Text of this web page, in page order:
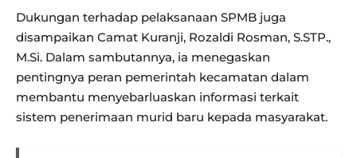
Dukungan terhadap pelaksanaan SPMB juga
disampaikan Camat Kuranji, Rozaldi Rosman, S.STP.,
M.Si. Dalam sambutannya, ia menegaskan
pentingnya peran pemerintah kecamatan dalam
membantu menyebarluaskan informasi terkait
sistem penerimaan murid baru kepada masyarakat.